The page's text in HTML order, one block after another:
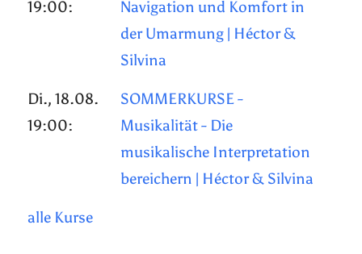
19:00:
Navigation und Komfort in
der Umarmung | Héctor &
Silvina
Di., 18.08.
19:00:
SOMMERKURSE -
Musikalität - Die
musikalische Interpretation
bereichern | Héctor & Silvina
alle Kurse